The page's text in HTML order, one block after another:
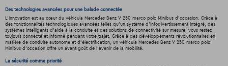
Des technologies avancées pour une balade connectée
L'innovation est au cœur du véhicula Mercedes-Benz V 250 marco polo Minibus d'occasion. Grâce à
des fonctionnalités technologiques avancées telles qu'un système d'infodivertissement intégré, des
systèmes intelligents d'aide à la conduite et des solutions de connectivité sur mesure, vous restez
toujours connecté et informé pendant votre trajet. Grâce à des développements révolutionnaires en
matière de conduite autonome et d'électrification, un véhicula Mercedes-Benz V 250 marco polo
Minibus d'occasion offre un avant-goût de l'avenir de la mobilité.
La sécurité comme priorité